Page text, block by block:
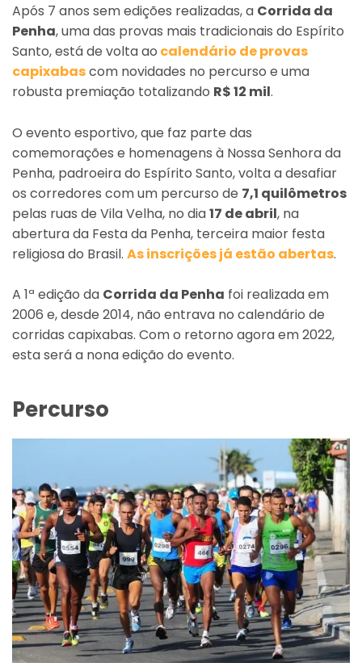
Após 7 anos sem edições realizadas, a Corrida da
Penha, uma das provas mais tradicionais do Espírito
Santo, está de volta ao calendário de provas
capixabascom novidades no percurso e uma
robusta premiação totalizando R$ 12 mil.
O evento esportivo, que faz parte das
comemorações e homenagens à Nossa Senhora da
Penha, padroeira do Espírito Santo, volta a desafiar
os corredores com um percurso de 7,1 quilômetros
pelas ruas de Vila Velha, no dia17 de abril, na
abertura da Festa da Penha, terceira maior festa
religiosa do Brasil. As inscrições já estão abertas.
A 1ª edição da Corrida da Penha foi realizada em
2006 e, desde 2014, não entrava no calendário de
corridas capixabas. Com o retorno agora em 2022,
esta será a nona edição do evento.
Percurso